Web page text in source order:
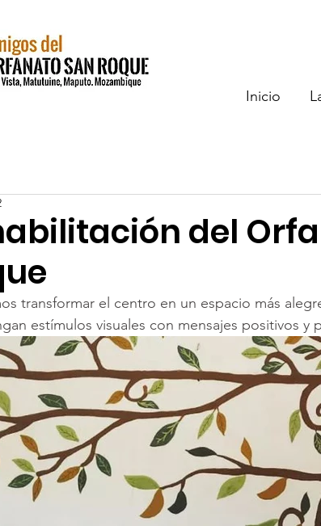
Inicio
del
transformar el centro en un espacio más
estímulos visuales con mensajes positivos y